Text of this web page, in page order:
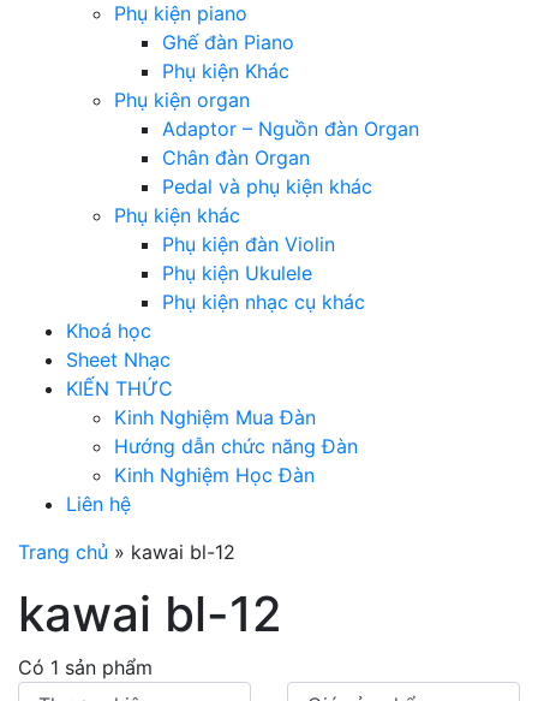
Phụ kiện piano
Ghế đàn Piano
Phụ kiện Khác
Phụ kiện organ
Adaptor – Nguồn đàn Organ
Chân đàn Organ
Pedal và phụ kiện khác
Phụ kiện khác
Phụ kiện đàn Violin
Phụ kiện Ukulele
Phụ kiện nhạc cụ khác
Khoá học
Sheet Nhạc
KIẾN THỨC
Kinh Nghiệm Mua Đàn
Hướng dẫn chức năng Đàn
Kinh Nghiệm Học Đàn
Liên hệ
Trang chủ » kawai bl-12
kawai bl-12
Có 1 sản phẩm